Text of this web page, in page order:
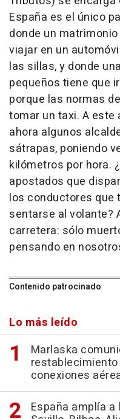
España es el único
donde un
viajar en un
las sillas, y donde
pequeños tiene que
porque las normas
tomar un taxi. A
ahora algunos
sátrapas, poniendo
kilómetros por hora.
apostados que
los conductores que
sentarse al volante?
carretera: sólo
pensando en
Contenido patrocinado
Lo más leído
Marlaska
conexiones
España amplía